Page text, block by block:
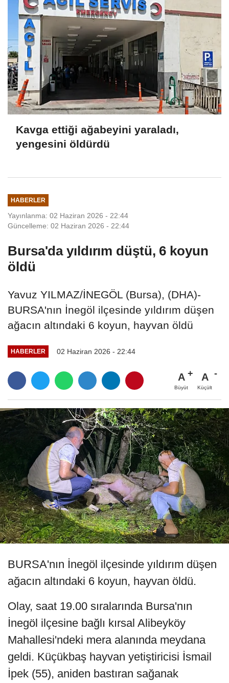
geçeceğiz
Kavga ettiği ağabeyini yaraladı,
yengesini öldürdü
HABERLER
Yayınlanma: 02 Haziran 2026 - 22:44
Güncelleme: 02 Haziran 2026 - 22:44
Bursa'da yıldırım düştü, 6 koyun
öldü
Yavuz YILMAZ/İNEGÖL (Bursa), (DHA)-
BURSA'nın İnegöl ilçesinde yıldırım düşen
ağacın altındaki 6 koyun, hayvan öldü
HABERLER 02 Haziran 2026 - 22:44
A
Büyüt
A
Küçült
BURSA'nın İnegöl ilçesinde yıldırım düşen
ağacın altındaki 6 koyun, hayvan öldü.
Olay, saat 19.00 sıralarında Bursa'nın
İnegöl ilçesine bağlı kırsal Alibeyköy
Mahallesi'ndeki mera alanında meydana
geldi. Küçükbaş hayvan yetiştiricisi İsmail
İpek (55), aniden bastıran sağanak